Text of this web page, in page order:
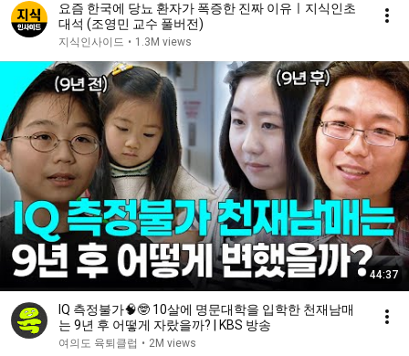
요즘 한국에 당뇨 환자가 폭증한 진짜 이유ㅣ지식인초
대석 (조영민 교수 풀버전)
지식인사이드 • 1.3M views
44:37
IQ 측정불가🧠🤓 10살에 명문대학을 입학한 천재남매
는 9년 후 어떻게 자랐을까? | KBS 방송
여의도 육퇴클럽 • 2M views